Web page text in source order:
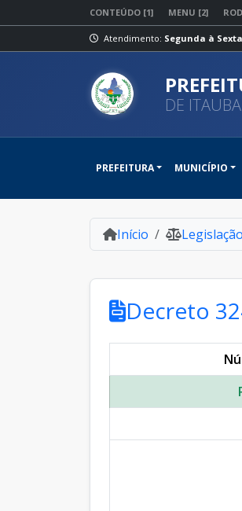
CONTEÚDO [1] MENU [2]
Atendimento: Segunda à
DE
PREFEITURA MUNICÍPIO
Início
Decreto